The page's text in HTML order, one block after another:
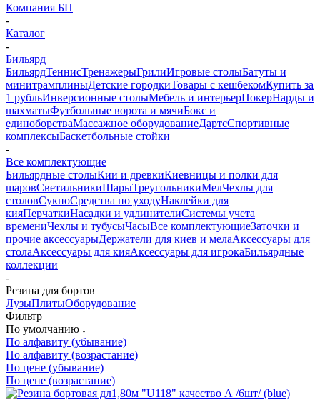
Компания БП
-
Каталог
-
Бильярд
БильярдТеннисТренажерыГрилиИгровые столыБатуты и
минитрамплиныДетские городкиТовары с кешбекомКупить за
1 рубльИнверсионные столыМебель и интерьерПокерНарды и
шахматыФутбольные ворота и мячиБокс и
единоборстваМассажное оборудованиеДартсСпортивные
комплексыБаскетбольные стойки
-
Все комплектующие
Бильярдные столыКии и древкиКиевницы и полки для
шаровСветильникиШарыТреугольникиМелЧехлы для
столовСукноСредства по уходуНаклейки для
кияПерчаткиНасадки и удлинителиСистемы учета
времениЧехлы и тубусыЧасыВсе комплектующиеЗаточки и
прочие аксессуарыДержатели для киев и мелаАксессуары для
столаАксессуары для кияАксессуары для игрокаБильярдные
коллекции
-
Резина для бортов
ЛузыПлитыОборудование
Фильтр
По умолчанию
По алфавиту (убывание)
По алфавиту (возрастание)
По цене (убывание)
По цене (возрастание)